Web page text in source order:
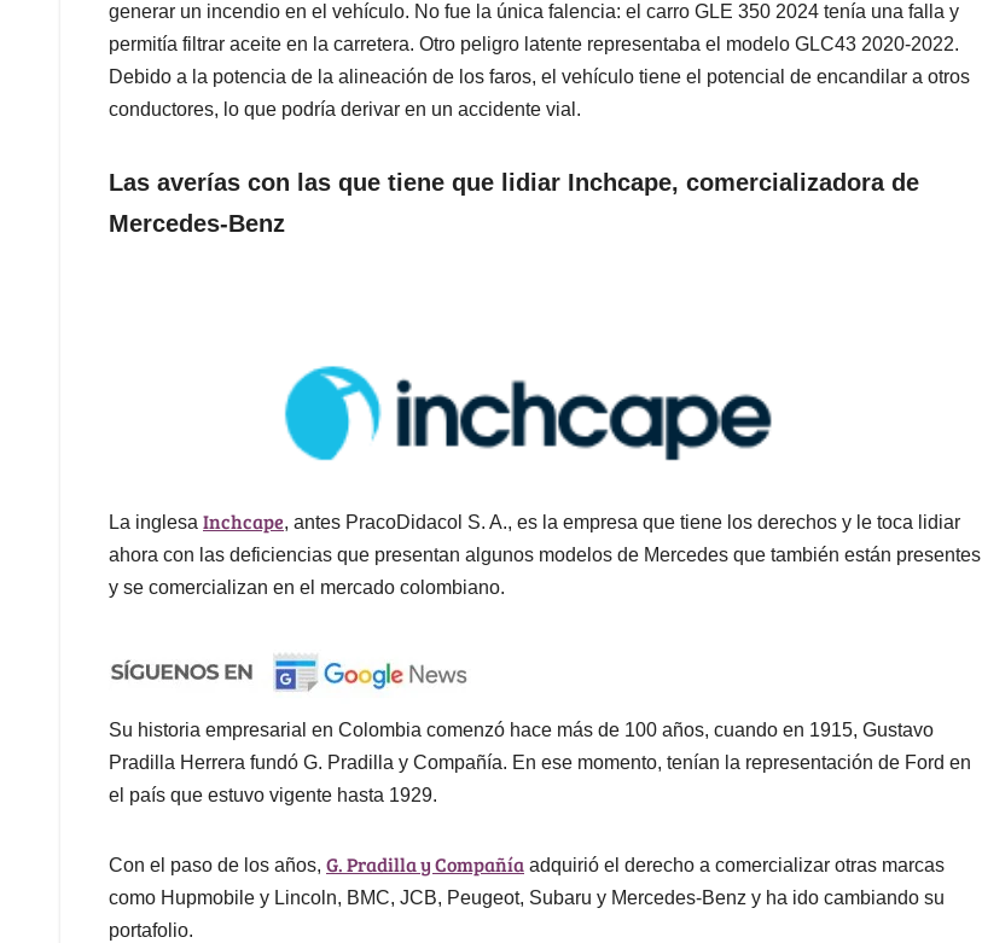
generar un incendio en el vehículo. No fue la única falencia: el carro GLE 350 2024 tenía una falla y
permitía filtrar aceite en la carretera. Otro peligro latente representaba el modelo GLC43 2020-2022.
Debido a la potencia de la alineación de los faros, el vehículo tiene el potencial de encandilar a otros
conductores, lo que podría derivar en un accidente vial.
Las averías con las que tiene que lidiar Inchcape, comercializadora de
Mercedes-Benz
La inglesa Inchcape, antes PracoDidacol S. A., es la empresa que tiene los derechos y le toca lidiar
ahora con las deficiencias que presentan algunos modelos de Mercedes que también están presentes
y se comercializan en el mercado colombiano.
Su historia empresarial en Colombia comenzó hace más de 100 años, cuando en 1915, Gustavo
Pradilla Herrera fundó G. Pradilla y Compañía. En ese momento, tenían la representación de Ford en
el país que estuvo vigente hasta 1929.
Con el paso de los años, G. Pradilla y Compañía adquirió el derecho a comercializar otras marcas
como Hupmobile y Lincoln, BMC, JCB, Peugeot, Subaru y Mercedes-Benz y ha ido cambiando su
portafolio.